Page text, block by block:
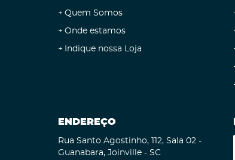
Quem Somos
Onde estamos
Indique nossa Loja
ENDEREÇO
Rua Santo Agostinho, 112, Sala 02 -
Guanabara, Joinville - SC